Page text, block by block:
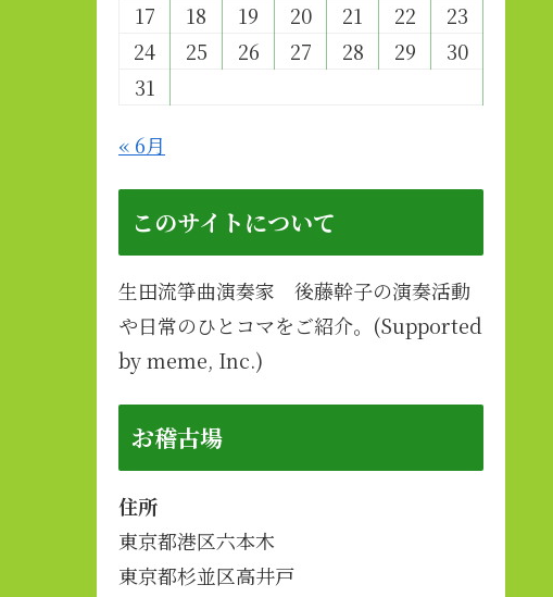
17
18 19 20 21 22
23
24
25 26 27 28 29
30
31
« 6月
このサイトについて
生田流箏曲演奏家 後藤幹子の演奏活動
や日常のひとコマをご紹介。(Supported
by meme, Inc.)
お稽古場
住所
東京都港区六本木
東京都杉並区高井戸